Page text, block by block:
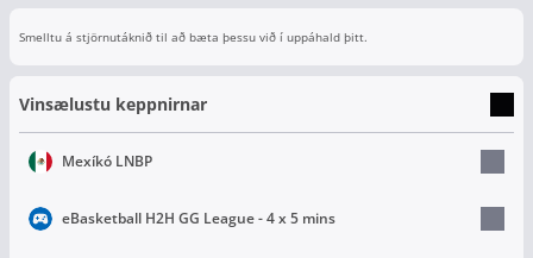
Smelltu á stjörnutáknið til að bæta þessu við í uppáhald þitt.
Vinsælustu keppnirnar
Mexíkó LNBP
eBasketball H2H GG League - 4 x 5 mins